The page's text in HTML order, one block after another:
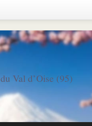
Val d’Oise (95)